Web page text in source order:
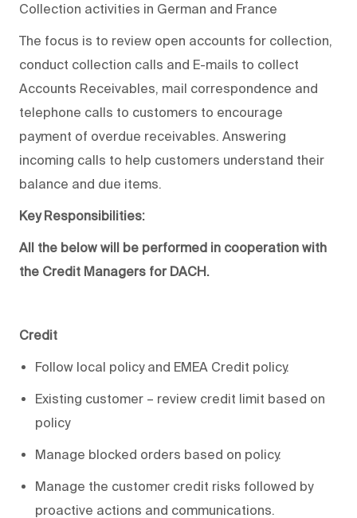
Collection activities in German and France
The focus is to review open accounts for collection,
conduct collection calls and E-mails to collect
Accounts Receivables, mail correspondence and
telephone calls to customers to encourage
payment of overdue receivables. Answering
incoming calls to help customers understand their
balance and due items.
Key Responsibilities:
All the below will be performed in cooperation with
the Credit Managers for DACH.
Credit
Follow local policy and EMEA Credit policy.
Existing customer – review credit limit based on
policy
Manage blocked orders based on policy.
Manage the customer credit risks followed by
proactive actions and communications.